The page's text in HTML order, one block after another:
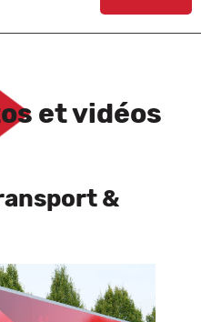
et vidéos
&